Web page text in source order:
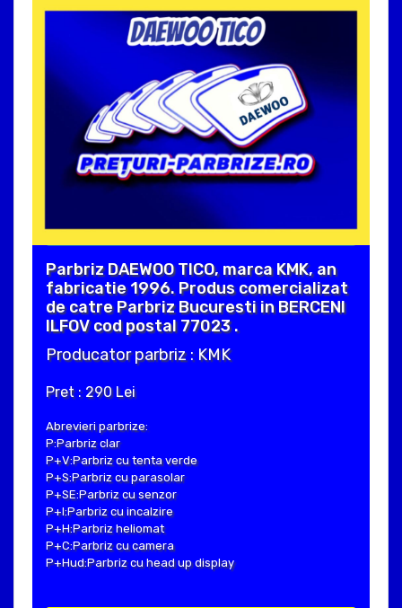
Parbriz DAEWOO TICO, marca KMK, an
fabricatie 1996. Produs comercializat
de catre Parbriz Bucuresti in BERCENI
ILFOV cod postal 77023 .
Producator parbriz : KMK
Pret : 290 Lei
Abrevieri parbrize:
P:Parbriz clar
P+V:Parbriz cu tenta verde
P+S:Parbriz cu parasolar
P+SE:Parbriz cu senzor
P+I:Parbriz cu incalzire
P+H:Parbriz heliomat
P+C:Parbriz cu camera
P+Hud:Parbriz cu head up display